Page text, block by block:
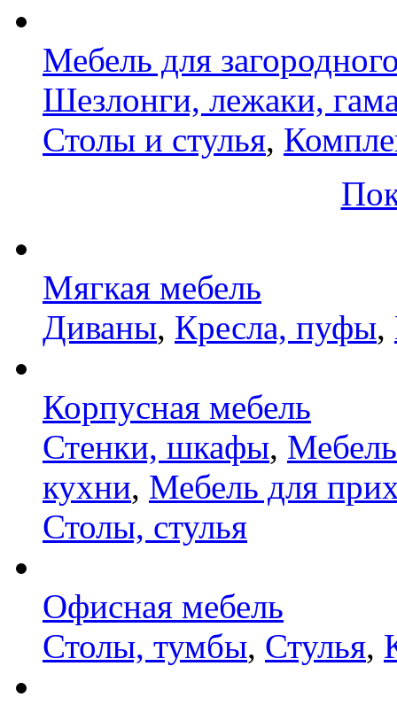
Мебель для
Шезлонги, лежаки,
Столы и стулья,
Мягкая мебель
Диваны, Кресла, пуфы,
Корпусная мебель
Стенки, шкафы,
кухни, Мебель для
Столы, стулья
Офисная мебель
Столы, тумбы, Стулья,